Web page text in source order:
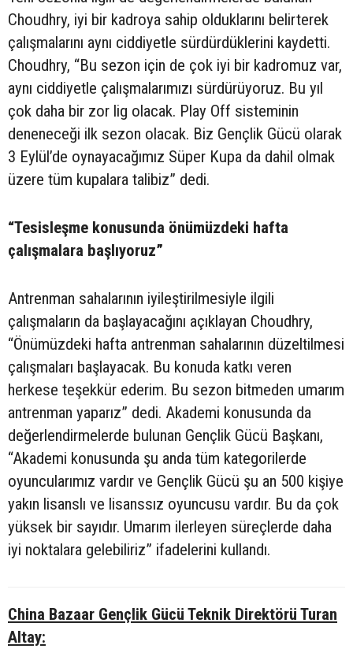
Choudhry, iyi bir kadroya sahip olduklarını belirterek
çalışmalarını aynı ciddiyetle sürdürdüklerini kaydetti.
Choudhry, “Bu sezon için de çok iyi bir kadromuz var,
aynı ciddiyetle çalışmalarımızı sürdürüyoruz. Bu yıl
çok daha bir zor lig olacak. Play Off sisteminin
deneneceği ilk sezon olacak. Biz Gençlik Gücü olarak
3 Eylül’de oynayacağımız Süper Kupa da dahil olmak
üzere tüm kupalara talibiz” dedi.
“Tesisleşme konusunda önümüzdeki hafta
çalışmalara başlıyoruz”
Antrenman sahalarının iyileştirilmesiyle ilgili
çalışmaların da başlayacağını açıklayan Choudhry,
“Önümüzdeki hafta antrenman sahalarının düzeltilmesi
çalışmaları başlayacak. Bu konuda katkı veren
herkese teşekkür ederim. Bu sezon bitmeden umarım
antrenman yaparız” dedi. Akademi konusunda da
değerlendirmelerde bulunan Gençlik Gücü Başkanı,
“Akademi konusunda şu anda tüm kategorilerde
oyuncularımız vardır ve Gençlik Gücü şu an 500 kişiye
yakın lisanslı ve lisanssız oyuncusu vardır. Bu da çok
yüksek bir sayıdır. Umarım ilerleyen süreçlerde daha
iyi noktalara gelebiliriz” ifadelerini kullandı.
China Bazaar Gençlik Gücü Teknik Direktörü Turan
Altay: